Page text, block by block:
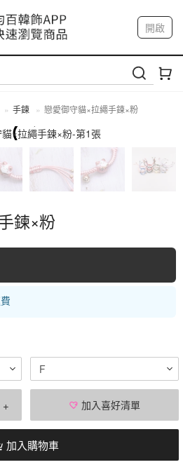
9/4-9/6 淡水捷運站
12-9/13 八里海巡基地
22-8/23 桃園青埔置地廣場
開啟
我的帳戶
手鍊 戀愛御守貓×拉繩手鍊×粉
鍊×粉
F
+ 加入喜好清單
加入購物車